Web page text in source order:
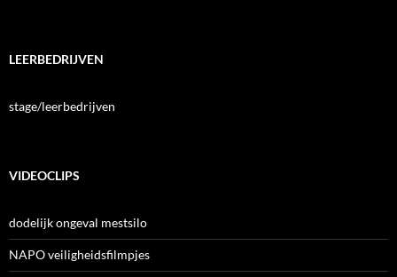
LEERBEDRIJVEN
stage/leerbedrijven
VIDEOCLIPS
dodelijk ongeval mestsilo
NAPO veiligheidsfilmpjes